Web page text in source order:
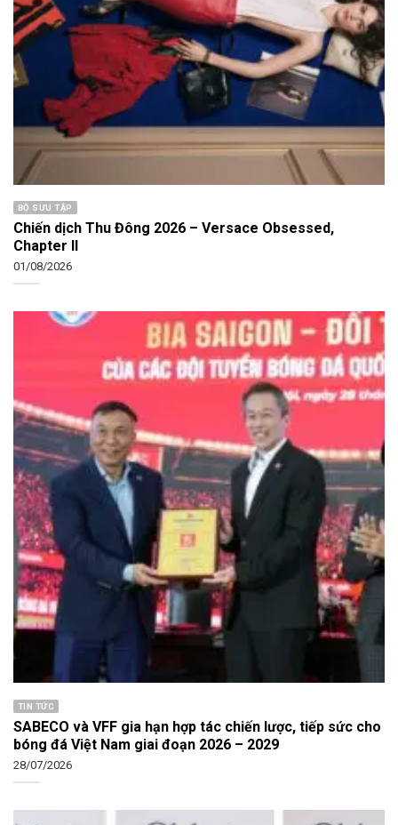
BỘ SƯU TẬP
Chiến dịch Thu Đông 2026 – Versace Obsessed,
Chapter II
01/08/2026
TIN TỨC
SABECO và VFF gia hạn hợp tác chiến lược, tiếp sức cho
bóng đá Việt Nam giai đoạn 2026 – 2029
28/07/2026